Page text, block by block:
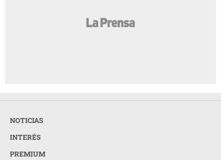
NOTICIAS
INTERÉS
PREMIUM